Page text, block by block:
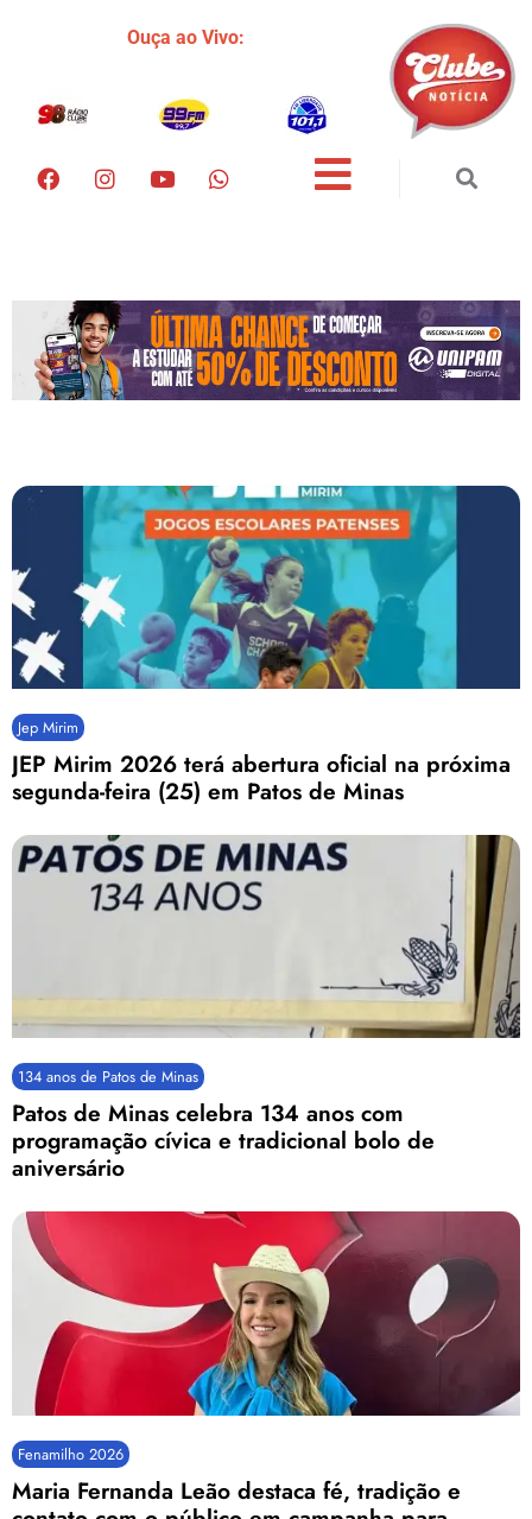
Ouça ao Vivo:
Jep Mirim
JEP Mirim 2026 terá abertura oficial na próxima
segunda-feira (25) em Patos de Minas
134 anos de Patos de Minas
Patos de Minas celebra 134 anos com
programação cívica e tradicional bolo de
aniversário
Fenamilho 2026
Maria Fernanda Leão destaca fé, tradição e